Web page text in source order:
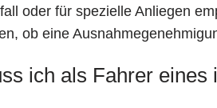
oder für spezielle Anliegen
ob eine
ich als Fahrer eines